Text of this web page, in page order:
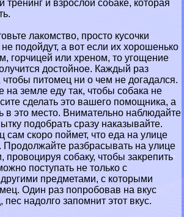
тренинг и взрослой собаке, которая
лакомство, просто кусочки
подойдут, а вот если их хорошенько
горчицей или хреном, то угощение
достойное. Каждый раз
чтобы питомец ни о чем не догадался.
на земле еду так, чтобы собака не
сделать это вашего помощника, а
в это место. Внимательно наблюдайте
подобрать сразу наказывайте.
сам скоро поймет, что еда на улице
Продолжайте разбрасывать на улице
провоцируя собаку, чтобы закрепить
поступать не только с
предметами, с которыми
Один раз попробовав на вкус
пес надолго запомнит этот вкус.